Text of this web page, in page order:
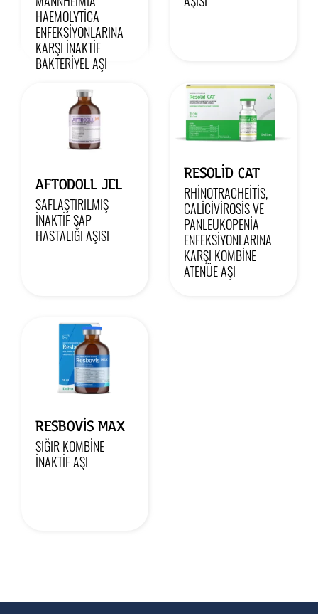
HAEMOLYTİCA
ENFEKSİYONLARINA
KARŞI İNAKTİF
BAKTERİYEL AŞI
AFTODOLL JEL
SAFLAŞTIRILMIŞ
İNAKTİF ŞAP
HASTALIĞI AŞISI
RESOLID CAT
RHINOTRACHEITIS,
CALICIVIROSIS VE
PANLEUKOPENIA
ENFEKSIYONLARINA
KARŞI KOMBINE
ATENÜE AŞI
RESBOVIS MAX
SIĞIR KOMBINE
İNAKTIF AŞI